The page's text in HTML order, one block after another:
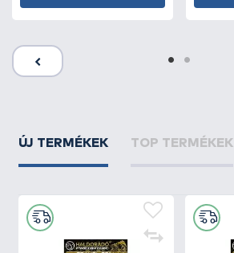
ÚJ TERMÉKEK TOP TERMÉKEK